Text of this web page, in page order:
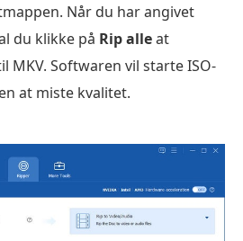
Når du har angivet
du klikke på Rip alleat
MKV. Softwaren vil starte ISO-
at miste kvalitet.